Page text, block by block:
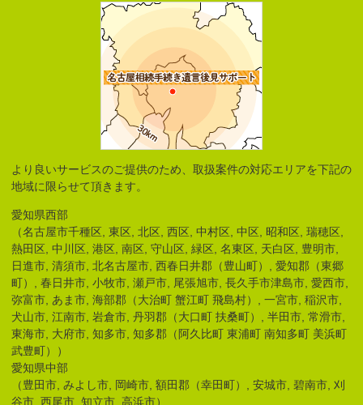
より良いサービスのご提供のため、取扱案件の対応エリアを下記の
地域に限らせて頂きます。
愛知県西部
（名古屋市千種区, 東区, 北区, 西区, 中村区, 中区, 昭和区, 瑞穂区,
熱田区, 中川区, 港区, 南区, 守山区, 緑区, 名東区, 天白区, 豊明市,
日進市, 清須市, 北名古屋市, 西春日井郡（豊山町）, 愛知郡（東郷
町）, 春日井市, 小牧市, 瀬戸市, 尾張旭市, 長久手市津島市, 愛西市,
弥富市, あま市, 海部郡（大治町 蟹江町 飛島村）, 一宮市, 稲沢市,
犬山市, 江南市, 岩倉市, 丹羽郡（大口町 扶桑町）, 半田市, 常滑市,
東海市, 大府市, 知多市, 知多郡（阿久比町 東浦町 南知多町 美浜町
武豊町））
愛知県中部
（豊田市, みよし市, 岡崎市, 額田郡（幸田町）, 安城市, 碧南市, 刈
谷市, 西尾市, 知立市, 高浜市）